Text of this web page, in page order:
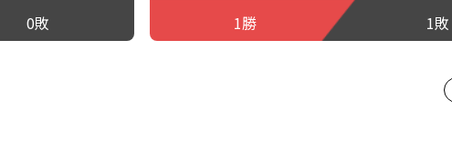
0敗
1勝
1敗